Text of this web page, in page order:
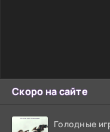
Скоро на сайте
Голодные